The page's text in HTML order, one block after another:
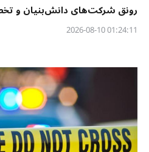
رونق شرکت‌های دانش‌بنیان و
01:24:11 2026-08-10